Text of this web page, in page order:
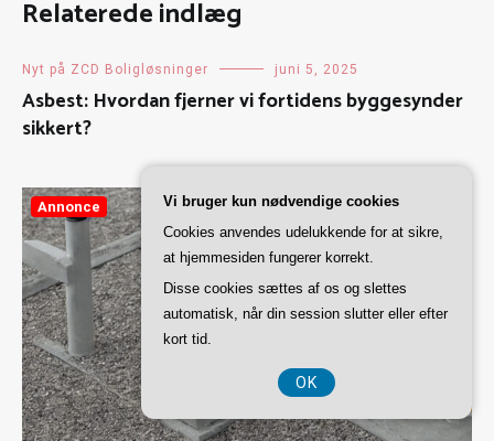
Relaterede indlæg
Nyt på ZCD Boligløsninger juni 5, 2025
Asbest: Hvordan fjerner vi fortidens byggesynder
sikkert?
Annonce
Vi bruger kun nødvendige cookies
Cookies anvendes udelukkende for at sikre,
at hjemmesiden fungerer korrekt.
Disse cookies sættes af os og slettes
automatisk, når din session slutter eller efter
kort tid.
OK